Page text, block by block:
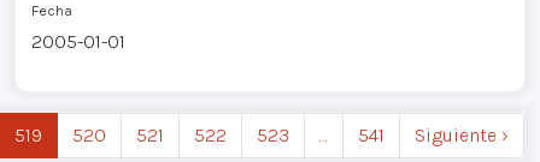
Fecha
2005-01-01
519 520 521 522 523 … 541 Siguiente ›